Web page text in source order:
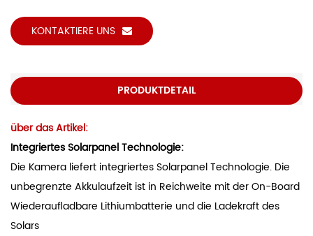
KONTAKTIERE UNS
PRODUKTDETAIL
über das Artikel:
Integriertes Solarpanel Technologie:
Die Kamera liefert integriertes Solarpanel Technologie. Die
unbegrenzte Akkulaufzeit ist in Reichweite mit der On-Board
Wiederaufladbare Lithiumbatterie und die Ladekraft des
Solars